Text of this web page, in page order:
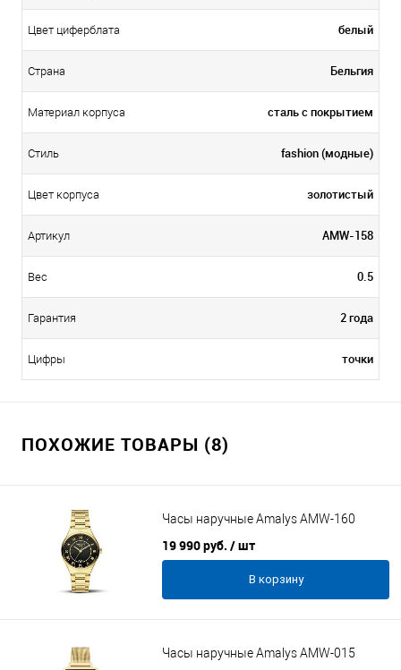
Цвет циферблата белый
Страна Бельгия
Материал корпуса сталь с покрытием
Стиль fashion (модные)
Цвет корпуса золотистый
Артикул AMW-158
Вес 0.5
Гарантия 2 года
Цифры точки
ПОХОЖИЕ ТОВАРЫ (8)
Часы наручные Amalys AMW-160
19 990 руб. / шт
В корзину
Часы наручные Amalys AMW-015